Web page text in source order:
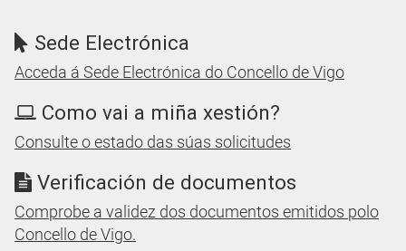
Sede Electrónica
Acceda á Sede Electrónica do Concello de Vigo
Como vai a miña xestión?
Consulte o estado das súas solicitudes
Verificación de documentos
Comprobe a validez dos documentos emitidos polo
Concello de Vigo.